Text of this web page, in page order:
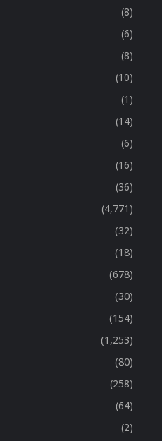
(8)
(6)
(8)
(10)
(1)
(14)
(6)
(16)
(36)
(4,771)
(32)
(18)
(678)
(30)
(154)
(1,253)
(80)
(258)
(64)
(2)